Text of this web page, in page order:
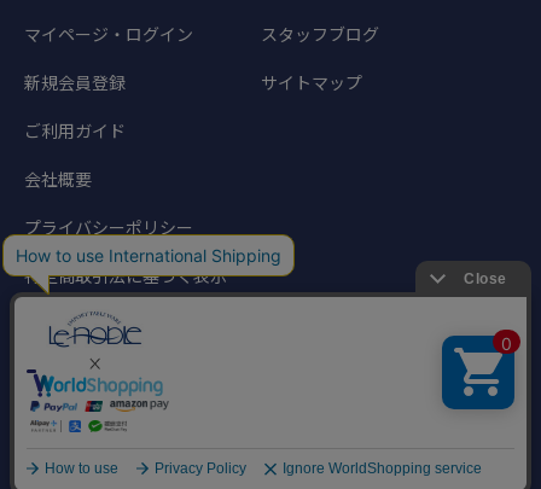
マイページ・ログイン
新規会員登録
ご利用ガイド
会社概要
プライバシーポリシー
特定商取引法に基づく表示
スタッフブログ
サイトマップ